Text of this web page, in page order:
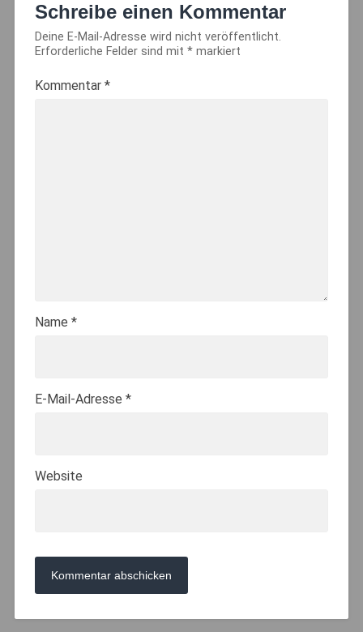
Schreibe einen Kommentar
Deine E-Mail-Adresse wird nicht veröffentlicht.
Erforderliche Felder sind mit *markiert
Kommentar *
Name *
E-Mail-Adresse *
Website